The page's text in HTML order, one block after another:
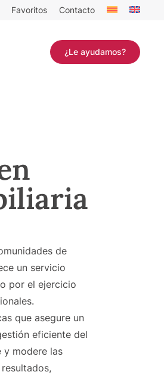
Favoritos Contacto
¿Le ayudamos?
de
un servicio
por el ejercicio
que asegure un
eficiente del
y modere las